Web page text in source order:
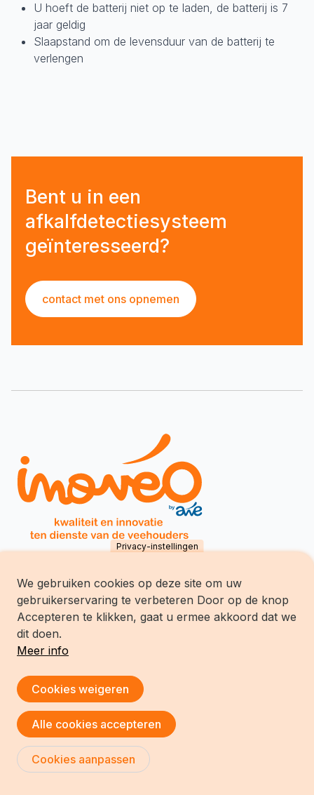
U hoeft de batterij niet op te laden, de batterij is 7
jaar geldig
Slaapstand om de levensduur van de batterij te
verlengen
Bent u in een
afkalfdetectiesysteem
geïnteresseerd?
contact met ons opnemen
Inovéo SCES
chemin du Tersoit 32
B-5590 Ciney
Tél.: +32 (0)83/68.70.70
Copyright © Inoveo
Ontwikkeling website :
Privacy-instellingen
We gebruiken cookies op deze site om uw
gebruikerservaring te verbeteren Door op de knop
Accepteren te klikken, gaat u ermee akkoord dat we
dit doen.
Meer info
Cookies weigeren
Alle cookies accepteren
Cookies aanpassen
Toestemming intrekken